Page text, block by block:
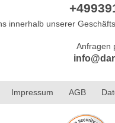
innerhalb unserer
Anfragen
Impressum AGB